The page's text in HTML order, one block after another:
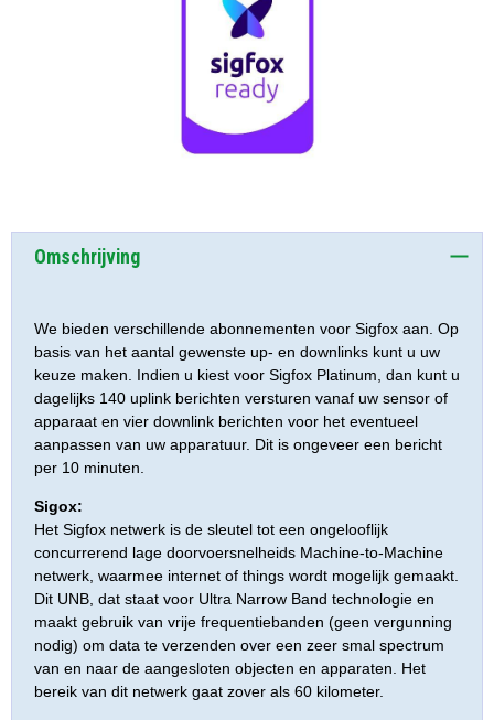
Omschrijving
We bieden verschillende abonnementen voor Sigfox aan. Op
basis van het aantal gewenste up- en downlinks kunt u uw
keuze maken. Indien u kiest voor Sigfox Platinum, dan kunt u
dagelijks 140 uplink berichten versturen vanaf uw sensor of
apparaat en vier downlink berichten voor het eventueel
aanpassen van uw apparatuur. Dit is ongeveer een bericht
per 10 minuten.
Sigox:
Het Sigfox netwerk is de sleutel tot een ongelooflijk
concurrerend lage doorvoersnelheids Machine-to-Machine
netwerk, waarmee internet of things wordt mogelijk gemaakt.
Dit UNB, dat staat voor Ultra Narrow Band technologie en
maakt gebruik van vrije frequentiebanden (geen vergunning
nodig) om data te verzenden over een zeer smal spectrum
van en naar de aangesloten objecten en apparaten. Het
bereik van dit netwerk gaat zover als 60 kilometer.